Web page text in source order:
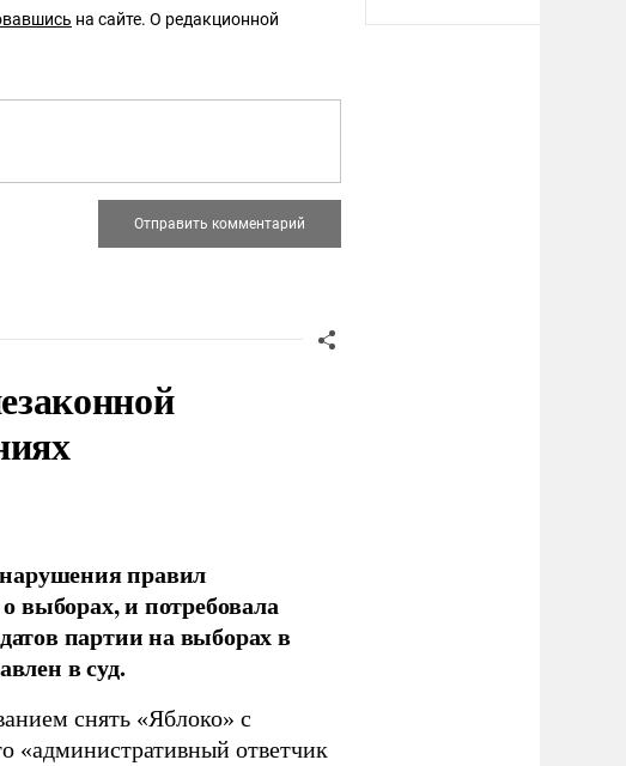
на сайте. О редакционной
правил
выборах, и потребовала
партии на выборах в
в суд.
снять «Яблоко» с
«административный ответчик